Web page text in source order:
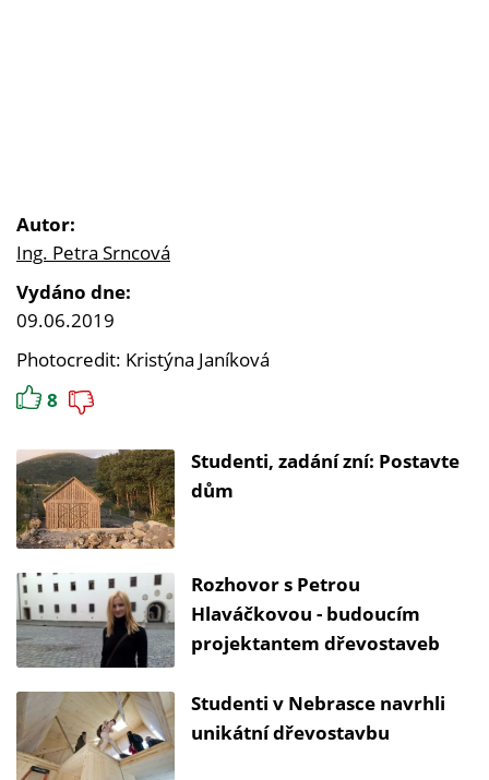
Autor:
Ing. Petra Srncová
Vydáno dne:
09.06.2019
Photocredit: Kristýna Janíková
8
Studenti, zadání zní: Postavte
dům
Rozhovor s Petrou
Hlaváčkovou - budoucím
projektantem dřevostaveb
Studenti v Nebrasce navrhli
unikátní dřevostavbu